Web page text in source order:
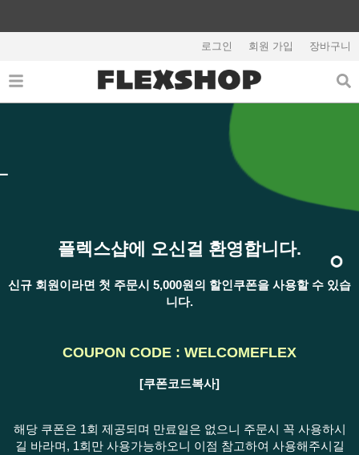
건
너
로그인 회원 가입 장바구니
플렉스샵에 오신걸 환영합니다.
신규 회원이라면 첫 주문시 5,000원의 할인쿠폰을 사용할 수 있습
니다.
COUPON CODE : WELCOMEFLEX
[쿠폰코드복사]
해당 쿠폰은 1회 제공되며 만료일은 없으니 주문시 꼭 사용하시
길 바라며, 1회만 사용가능하오니 이점 참고하여 사용해주시길